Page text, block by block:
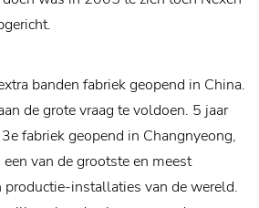
banden fabriek geopend in China.
de grote vraag te voldoen. 5 jaar
fabriek geopend in Changnyeong,
van de grootste en meest
productie-installaties van de wereld.